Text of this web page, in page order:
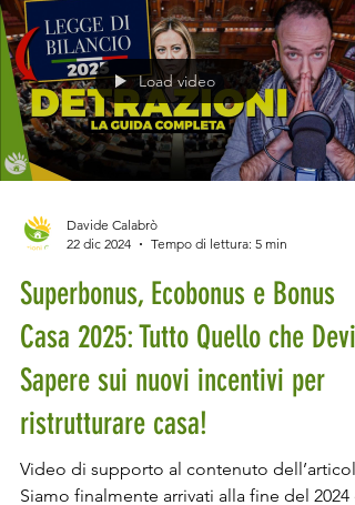
Load video
22 dic 2024
Tempo di lettura: 5 min
Superbonus, Ecobonus e Bonus
Casa 2025: Tutto Quello che Devi
Sapere sui nuovi incentivi per
ristrutturare casa!